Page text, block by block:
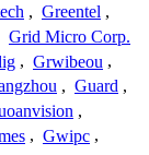
, Greentel ,
Grid Micro Corp.
, Grwibeou ,
, Guard ,
,
, Gwipc ,